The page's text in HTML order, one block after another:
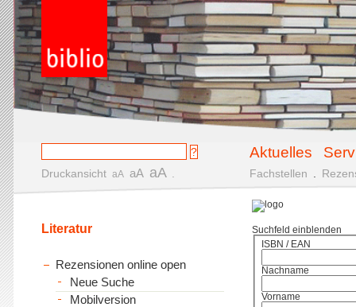
Aktuelles
Druckansicht aA aA aA Fachstellen
Suchfeld einblenden
ISBN / EAN
Nachname
Vorname
Literatur
Rezensionen online open
Neue Suche
Mobilversion